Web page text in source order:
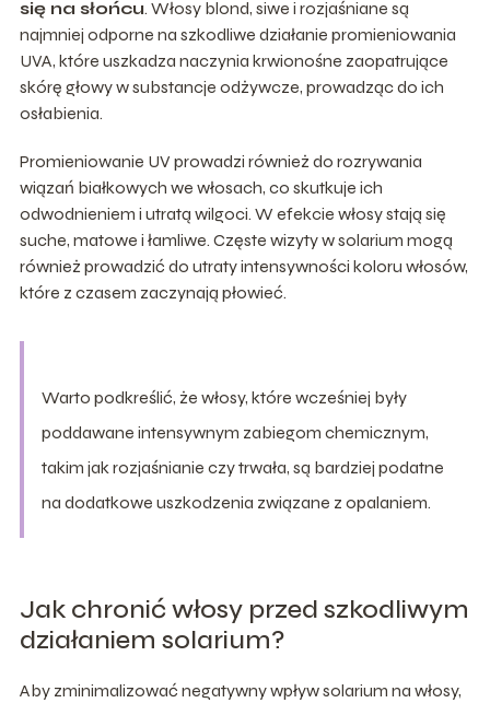
się na słońcu. Włosy blond, siwe i rozjaśniane są
najmniej odporne na szkodliwe działanie promieniowania
UVA, które uszkadza naczynia krwionośne zaopatrujące
skórę głowy w substancje odżywcze, prowadząc do ich
osłabienia.
Promieniowanie UV prowadzi również do rozrywania
wiązań białkowych we włosach, co skutkuje ich
odwodnieniem i utratą wilgoci. W efekcie włosy stają się
suche, matowe i łamliwe. Częste wizyty w solarium mogą
również prowadzić do utraty intensywności koloru włosów,
które z czasem zaczynają płowieć.
Warto podkreślić, że włosy, które wcześniej były
poddawane intensywnym zabiegom chemicznym,
takim jak rozjaśnianie czy trwała, są bardziej podatne
na dodatkowe uszkodzenia związane z opalaniem.
Jak chronić włosy przed szkodliwym
działaniem solarium?
Aby zminimalizować negatywny wpływ solarium na włosy,